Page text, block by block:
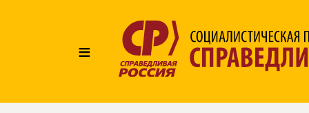
≡